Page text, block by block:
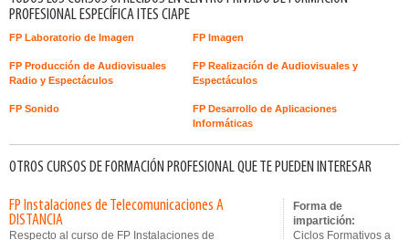
PROFESIONAL ESPECÍFICA ITES CIAPE
FP Laboratorio de Imagen FP Imagen
FP Producción de Audiovisuales
Radio y Espectáculos
FP Realización de Audiovisuales y
Espectáculos
FP Sonido
FP Desarrollo de Aplicaciones
Informáticas
OTROS CURSOS DE FORMACIÓN PROFESIONAL QUE TE PUEDEN INTERESAR
FP Instalaciones de Telecomunicaciones A
DISTANCIA
Respecto al curso de FP Instalaciones de
Forma de
impartición:
Ciclos Formativos a